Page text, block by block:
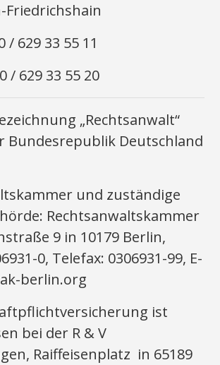
Friedrichshain
/ 629 33 55 11
/ 629 33 55 20
„Rechtsanwalt“
Bundesrepublik Deutschland
und zuständige
Rechtsanwaltskammer
9 in 10179 Berlin,
0, Telefax: 0306931-99, E-
berlin.org
ist
bei der R & V
Raiffeisenplatz in 65189